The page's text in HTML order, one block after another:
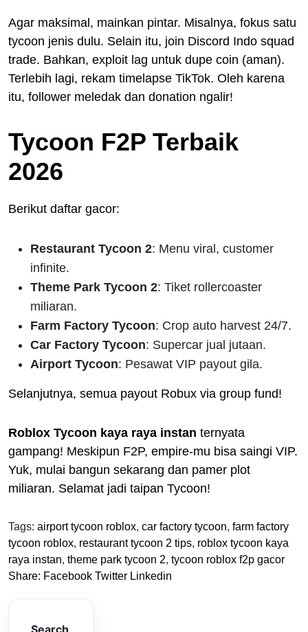
Agar maksimal, mainkan pintar. Misalnya, fokus satu
tycoon jenis dulu. Selain itu, join Discord Indo squad
trade. Bahkan, exploit lag untuk dupe coin (aman).
Terlebih lagi, rekam timelapse TikTok. Oleh karena
itu, follower meledak dan donation ngalir!
Tycoon F2P Terbaik
2026
Berikut daftar gacor:
Restaurant Tycoon 2: Menu viral, customer
infinite.
Theme Park Tycoon 2: Tiket rollercoaster
miliaran.
Farm Factory Tycoon: Crop auto harvest 24/7.
Car Factory Tycoon: Supercar jual jutaan.
Airport Tycoon: Pesawat VIP payout gila.
Selanjutnya, semua payout Robux via group fund!
Roblox Tycoon kaya raya instan ternyata
gampang! Meskipun F2P, empire-mu bisa saingi VIP.
Yuk, mulai bangun sekarang dan pamer plot
miliaran. Selamat jadi taipan Tycoon!
Tags: airport tycoon roblox, car factory tycoon, farm factory
tycoon roblox, restaurant tycoon 2 tips, roblox tycoon kaya
raya instan, theme park tycoon 2, tycoon roblox f2p gacor
Share: Facebook Twitter Linkedin
Search